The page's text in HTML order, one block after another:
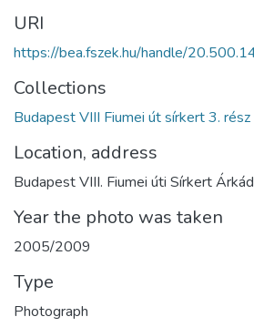
URI
https://bea.fszek.hu/handle/
Collections
Budapest VIII Fiumei út sírkert 3. rész
Location, address
Budapest VIII. Fiumei úti Sírkert
Year the photo was taken
2005/2009
Type
Photograph